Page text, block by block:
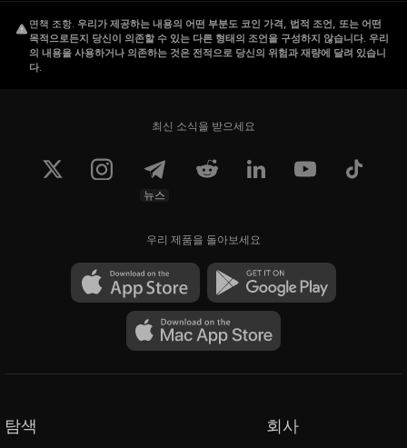
면책 조항. 우리가 제공하는 내용의 어떤 부분도 코인 가격, 법적 조언, 또는 어떤
목적으로든지 당신이 의존할 수 있는 다른 형태의 조언을 구성하지 않습니다. 우리
의 내용을 사용하거나 의존하는 것은 전적으로 당신의 위험과 재량에 달려 있습니
다.
최신 소식을 받으세요
뉴스
우리 제품을 돌아보세요
탐색 회사